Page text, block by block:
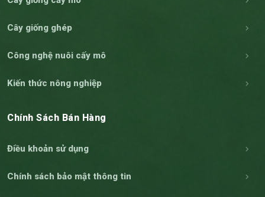
Cây giống ghép
Công nghệ nuôi cấy mô
Kiến thức nông nghiệp
Chính Sách Bán Hàng
Điều khoản sử dụng
Chính sách bảo mật thông tin